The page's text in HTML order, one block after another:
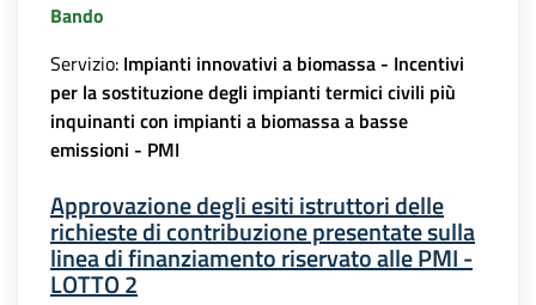
Bando
Servizio: Impianti innovativi a biomassa - Incentivi
per la sostituzione degli impianti termici civili più
inquinanti con impianti a biomassa a basse
emissioni - PMI
Approvazione degli esiti istruttori delle
richieste di contribuzione presentate sulla
linea di finanziamento riservato alle PMI -
LOTTO 2